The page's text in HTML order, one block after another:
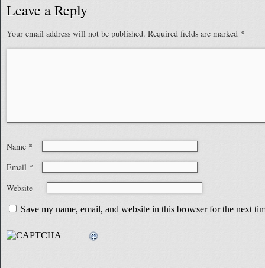
Leave a Reply
Your email address will not be published. Required fields are marked *
Name *
Email *
Website
Save my name, email, and website in this browser for the next